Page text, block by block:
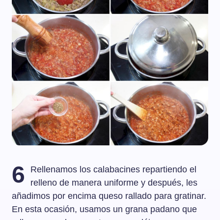
6
Rellenamos los calabacines repartiendo el
relleno de manera uniforme y después, les
añadimos por encima queso rallado para gratinar.
En esta ocasión, usamos un grana padano que